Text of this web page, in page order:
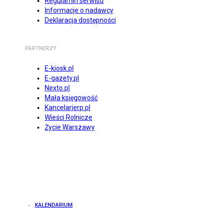
Informacje o nadawcy
Deklaracja dostępności
PARTNERZY
E-kiosk.pl
E-gazety.pl
Nexto.pl
Mała księgowość
Kancelarierp.pl
Wieści Rolnicze
Życie Warszawy
KALENDARIUM